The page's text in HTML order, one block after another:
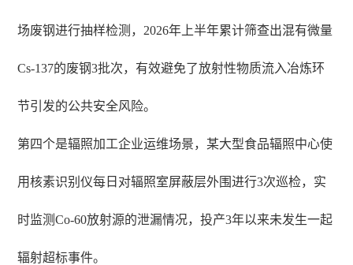
场废钢进行抽样检测，2026年上半年累计筛查出混有微量
Cs-137的废钢3批次，有效避免了放射性物质流入冶炼环
节引发的公共安全风险。
第四个是辐照加工企业运维场景，某大型食品辐照中心使
用核素识别仪每日对辐照室屏蔽层外围进行3次巡检，实
时监测Co-60放射源的泄漏情况，投产3年以来未发生一起
辐射超标事件。